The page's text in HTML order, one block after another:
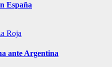
España
Roja
ante Argentina